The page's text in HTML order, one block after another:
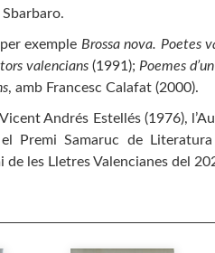
exemple Brossa nova. Poetes
valencians (1991); Poemes
, amb Francesc Calafat (2000).
Andrés Estellés (1976),
Premi Samaruc de
les Lletres Valencianes del